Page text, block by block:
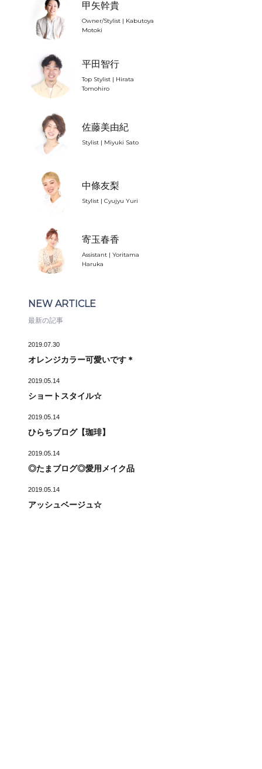
甲矢幹貴
Owner/Stylist | Kabutoya
Motoki
平田智行
Top Stylist | Hirata
Tomohiro
佐藤美由紀
Stylist | Miyuki Sato
中條友梨
Stylist | Cyujyu Yuri
寄玉春香
Assistant | Yoritama
Haruka
NEW ARTICLE
最新の記事
2019.07.30
オレンジカラー可愛いです＊
2019.05.14
ショートスタイル☆
2019.05.14
ひらちブログ【珈琲】
2019.05.14
◎たまブログ◎愛用メイク品
2019.05.14
アッシュベージュ☆